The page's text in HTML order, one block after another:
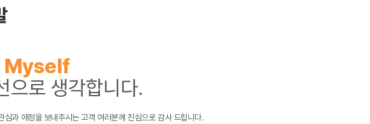
Myself
으로 생각합니다.
과 애정을 보내주시는 고객 여러분께 진심으로 감사 드립니다.